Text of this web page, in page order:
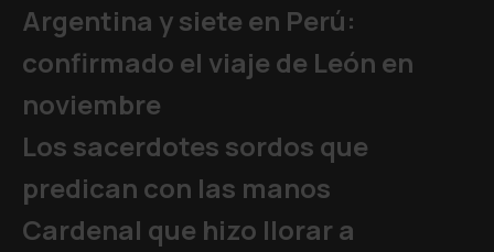
Argentina y siete en Perú:
confirmado el viaje de León en
noviembre
Los sacerdotes sordos que
predican con las manos
Cardenal que hizo llorar a